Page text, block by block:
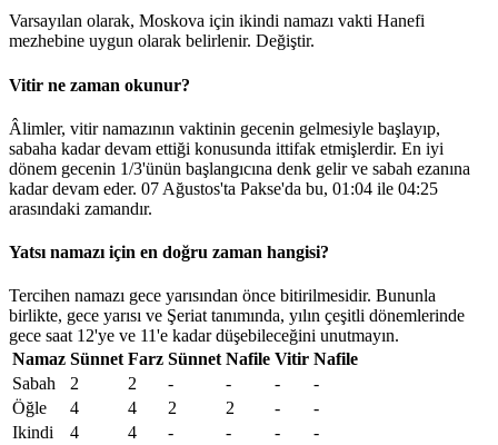
Varsayılan olarak, Moskova için ikindi namazı vakti Hanefi
mezhebine uygun olarak belirlenir. Değiştir.
Vitir ne zaman okunur?
Âlimler, vitir namazının vaktinin gecenin gelmesiyle başlayıp,
sabaha kadar devam ettiği konusunda ittifak etmişlerdir. En iyi
dönem gecenin 1/3'ünün başlangıcına denk gelir ve sabah ezanına
kadar devam eder. 07 Ağustos'ta Pakse'da bu, 01:04 ile 04:25
arasındaki zamandır.
Yatsı namazı için en doğru zaman hangisi?
Tercihen namazı gece yarısından önce bitirilmesidir. Bununla
birlikte, gece yarısı ve Şeriat tanımında, yılın çeşitli dönemlerinde
gece saat 12'ye ve 11'e kadar düşebileceğini unutmayın.
Namaz Sünnet Farz Sünnet Nafile Vitir Nafile
Sabah
2 2 - - -
-
Öğle
4 4 2 2 -
-
Ikindi
4 4 - - -
-